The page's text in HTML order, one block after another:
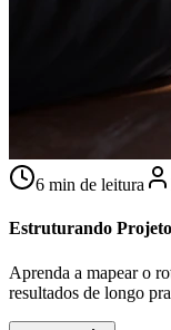
6 min de leitura
Estruturando
Aprenda a mapear o
resultados de longo